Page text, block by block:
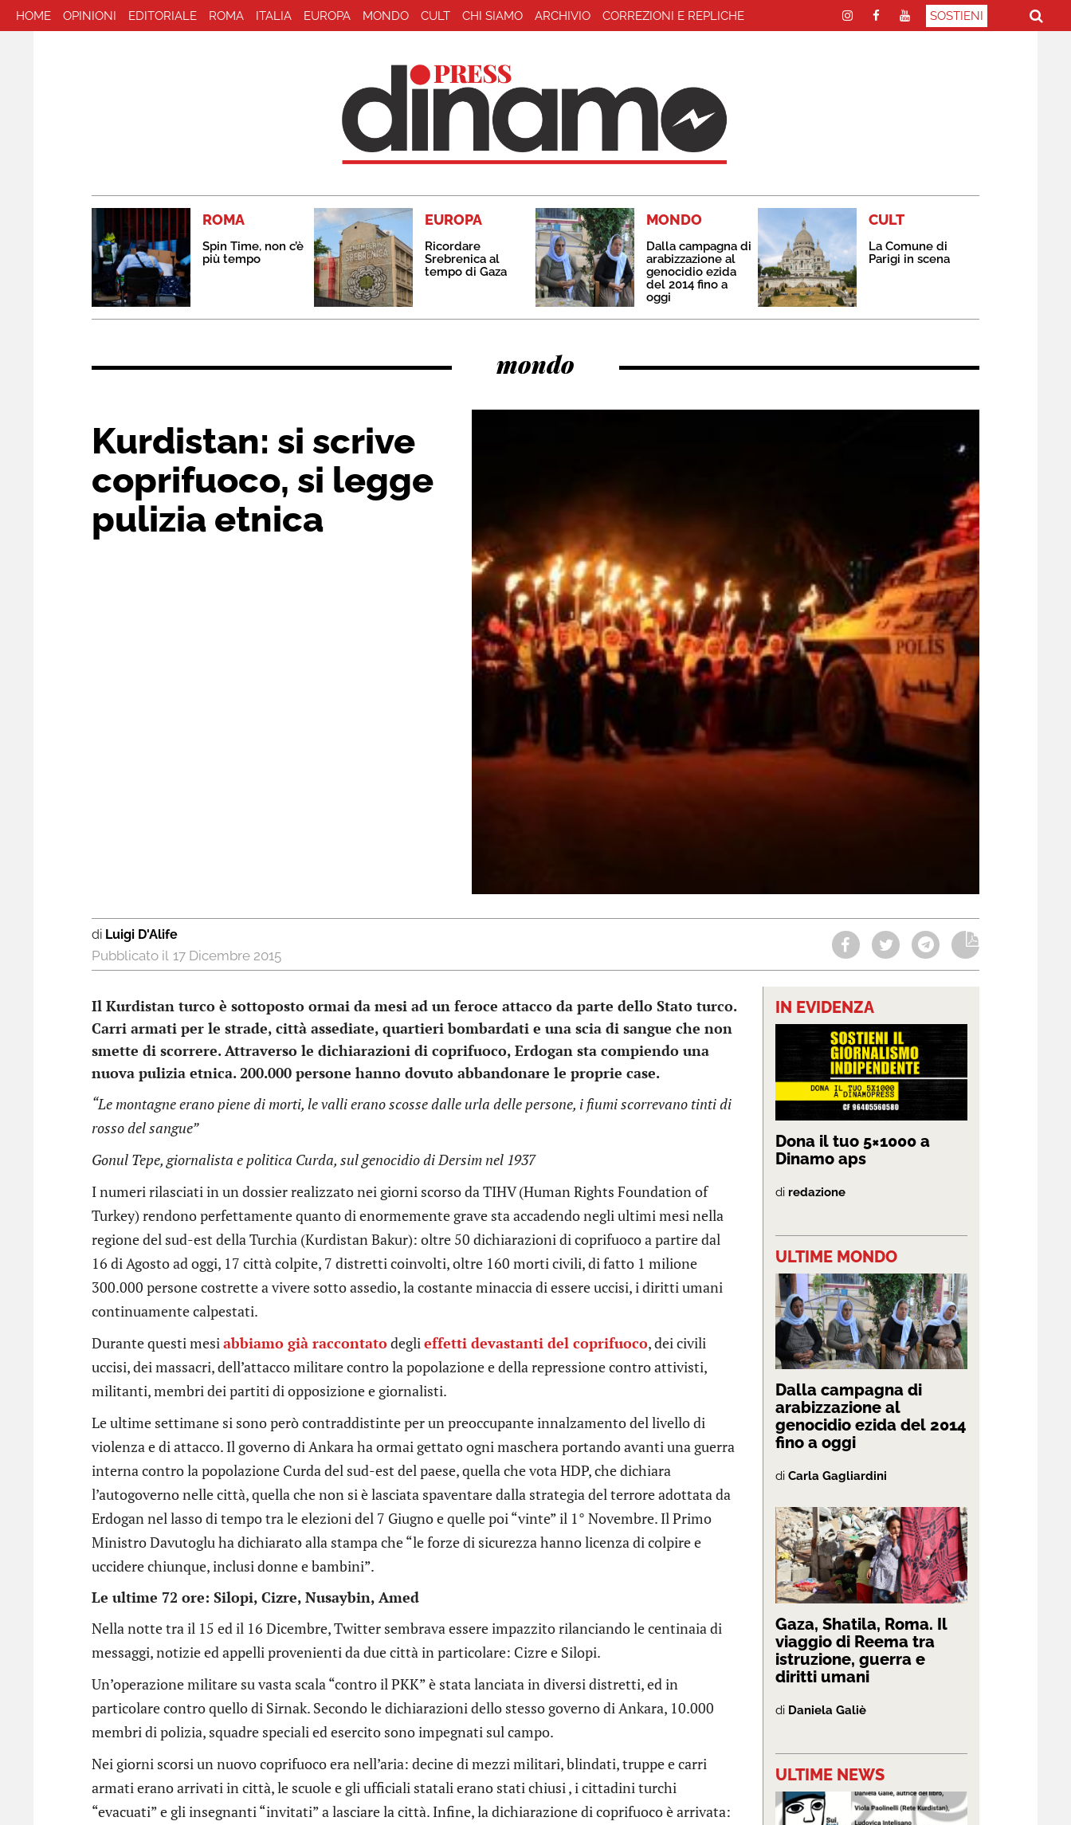
HOME OPINIONI EDITORIALE ROMA ITALIA EUROPA MONDO CULT CHI SIAMO ARCHIVIO CORREZIONI E REPLICHE SOSTIENI
ROMA
Spin Time, non c’è
più tempo
EUROPA
Ricordare
Srebrenica al
tempo di Gaza
MONDO
Dalla campagna di
arabizzazione al
genocidio ezida
del 2014 fino a
oggi
CULT
La Comune di
Parigi in scena
mondo
Kurdistan: si scrive
coprifuoco, si legge
pulizia etnica
di Luigi D'Alife
17 Dicembre 2015
Il Kurdistan turco è sottoposto ormai da mesi ad un feroce attacco da parte dello Stato turco.
Carri armati per le strade, città assediate, quartieri bombardati e una scia di sangue che non
smette di scorrere. Attraverso le dichiarazioni di coprifuoco, Erdogan sta compiendo una
nuova pulizia etnica. 200.000 persone hanno dovuto abbandonare le proprie case.
“Le montagne erano piene di morti, le valli erano scosse dalle urla delle persone, i fiumi scorrevano tinti di
rosso del sangue”
Gonul Tepe, giornalista e politica Curda, sul genocidio di Dersim nel 1937
I numeri rilasciati in un dossier realizzato nei giorni scorso da TIHV (Human Rights Foundation of
Turkey) rendono perfettamente quanto di enormemente grave sta accadendo negli ultimi mesi nella
regione del sud-est della Turchia (Kurdistan Bakur): oltre 50 dichiarazioni di coprifuoco a partire dal
16 di Agosto ad oggi, 17 città colpite, 7 distretti coinvolti, oltre 160 morti civili, di fatto 1 milione
300.000 persone costrette a vivere sotto assedio, la costante minaccia di essere uccisi, i diritti umani
continuamente calpestati.
Durante questi mesiabbiamo già raccontatodeglieffetti devastanti del coprifuoco, dei civili
uccisi, dei massacri, dell’attacco militare contro la popolazione e della repressione contro attivisti,
militanti, membri dei partiti di opposizione e giornalisti.
Le ultime settimane si sono però contraddistinte per un preoccupante innalzamento del livello di
violenza e di attacco. Il governo di Ankara ha ormai gettato ogni maschera portando avanti una guerra
interna contro la popolazione Curda del sud-est del paese, quella che vota HDP, che dichiara
l’autogoverno nelle città, quella che non si è lasciata spaventare dalla strategia del terrore adottata da
Erdogan nel lasso di tempo tra le elezioni del 7 Giugno e quelle poi “vinte” il 1° Novembre. Il Primo
Ministro Davutoglu ha dichiarato alla stampa che “le forze di sicurezza hanno licenza di colpire e
uccidere chiunque, inclusi donne e bambini”.
Le ultime 72 ore: Silopi, Cizre, Nusaybin, Amed
Nella notte tra il 15 ed il 16 Dicembre, Twitter sembrava essere impazzito rilanciando le centinaia di
messaggi, notizie ed appelli provenienti da due città in particolare: Cizre e Silopi.
Un’operazione militare su vasta scala “contro il PKK” è stata lanciata in diversi distretti, ed in
particolare contro quello di Sirnak. Secondo le dichiarazioni dello stesso governo di Ankara, 10.000
membri di polizia, squadre speciali ed esercito sono impegnati sul campo.
Nei giorni scorsi un nuovo coprifuoco era nell’aria: decine di mezzi militari, blindati, truppe e carri
armati erano arrivati in città, le scuole e gli ufficiali statali erano stati chiusi , i cittadini turchi
“evacuati” e gli insegnanti “invitati” a lasciare la città. Infine, la dichiarazione di coprifuoco è arrivata:
IN EVIDENZA
Dona il tuo 5×1000 a
Dinamo aps
di redazione
ULTIME MONDO
Dalla campagna di
arabizzazione al
genocidio ezida del 2014
fino a oggi
di Carla Gagliardini
Gaza, Shatila, Roma. Il
viaggio di Reema tra
istruzione, guerra e
diritti umani
di Daniela Galiè
ULTIME NEWS